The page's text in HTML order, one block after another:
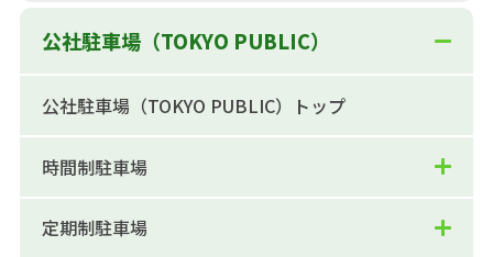
公社駐車場（TOKYO PUBLIC）
公社駐車場（TOKYO PUBLIC）トップ
時間制駐車場
定期制駐車場